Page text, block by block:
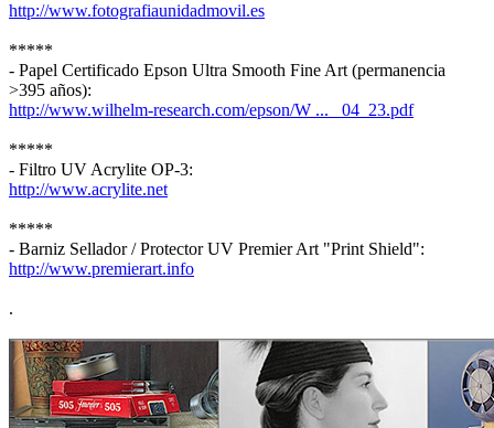
http://www.fotografiaunidadmovil.es
*****
- Papel Certificado Epson Ultra Smooth Fine Art (permanencia
>395 años):
http://www.wilhelm-research.com/epson/W ... _04_23.pdf
*****
- Filtro UV Acrylite OP-3:
http://www.acrylite.net
*****
- Barniz Sellador / Protector UV Premier Art "Print Shield":
http://www.premierart.info
.